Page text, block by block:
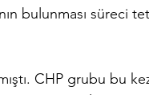
bulunması süreci
CHP grubu bu